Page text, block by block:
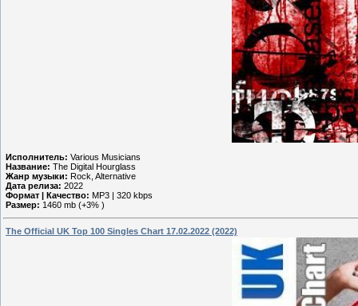
Исполнитель: Various Musicians
Название: The Digital Hourglass
Жанр музыки: Rock, Alternative
Дата релиза: 2022
Формат | Качество: MP3 | 320 kbps
Размер: 1460 mb (+3% )
The Official UK Top 100 Singles Chart 17.02.2022 (2022)